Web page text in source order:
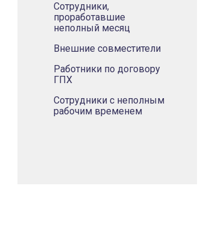
Сотрудники,
проработавшие
неполный месяц
Внешние совместители
Работники по договору
ГПХ
Сотрудники с неполным
рабочим временем